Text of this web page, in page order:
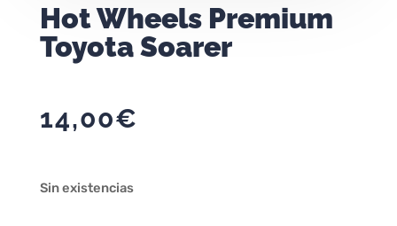
Hot Wheels Premium
Toyota Soarer
14,00€
Sin existencias